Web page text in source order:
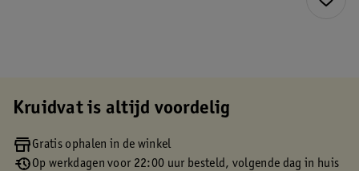
Kruidvat is altijd voordelig
Gratis ophalen in de winkel
Op werkdagen voor 22:00 uur besteld, volgende dag in huis